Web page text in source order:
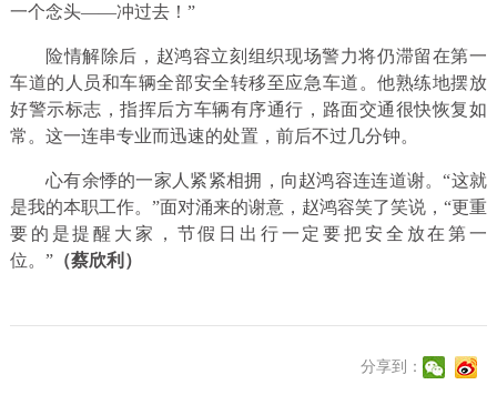
一个念头——冲过去！”
险情解除后，赵鸿容立刻组织现场警力将仍滞留在第一
车道的人员和车辆全部安全转移至应急车道。他熟练地摆放
好警示标志，指挥后方车辆有序通行，路面交通很快恢复如
常。 这一连串专业而迅速的处置，前后不过几分钟。
心有余悸的一家人紧紧相拥，向赵鸿容连连道谢。“这就
是我的本职工作。”面对涌来的谢意，赵鸿容笑了笑说，“更重
要的是提醒大家，节假日出行一定要把安全放在第一
位。”（蔡欣利）
分享到：